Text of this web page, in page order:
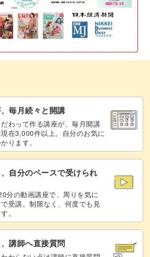
毎月続々と開講
わって作る講座が、毎月開講
在3,000件以上。自分のお気に
ります。
自分のペースで受けられ
分の動画講座で、周りを気に
受講。制限なく、何度でも見
。
講師へ直接質問